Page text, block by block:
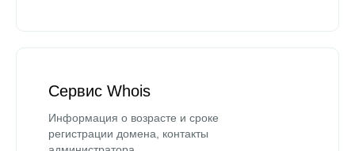
Сервис Whois
Информация о возрасте и сроке
регистрации домена, контакты